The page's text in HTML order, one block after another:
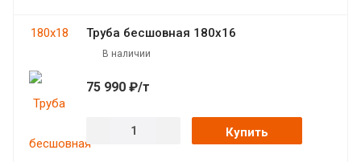
Труба бесшовная 180х16
В наличии
75 990 ₽/т
Купить